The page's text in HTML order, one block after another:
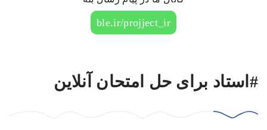
ble.ir/projject_ir
#استاد برای حل امتحان آنلاین